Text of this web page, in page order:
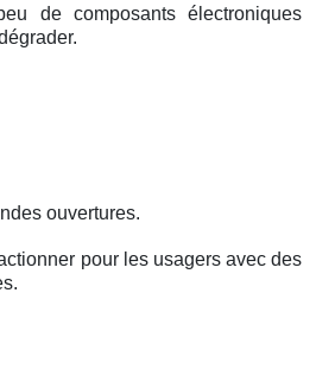
de composants électroniques
ouvertures.
pour les usagers avec des